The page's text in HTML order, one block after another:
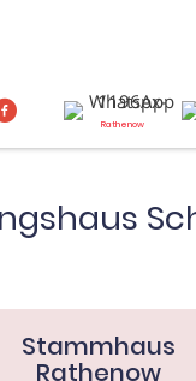
Rathenow
Stammhaus
Rathenow